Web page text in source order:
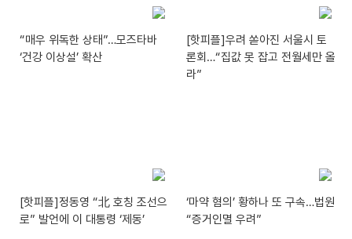
“매우 위독한 상태”…모즈타바
‘건강 이상설’ 확산
[핫피플]우려 쏟아진 서울시 토
론회…“집값 못 잡고 전월세만 올
라”
[핫피플]정동영 “北 호칭 조선으
로” 발언에 이 대통령 ‘제동’
‘마약 혐의’ 황하나 또 구속…법원
“증거인멸 우려”